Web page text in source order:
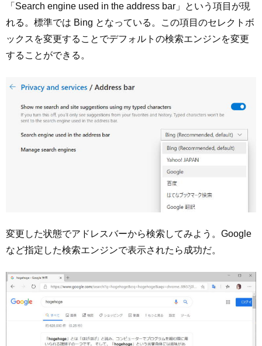
「Search engine used in the address bar」という項目が現
れる。標準では Bing となっている。この項目のセレクトボ
ックスを変更することでデフォルトの検索エンジンを変更
することができる。
変更した状態でアドレスバーから検索してみよう。Google
など指定した検索エンジンで表示されたら成功だ。